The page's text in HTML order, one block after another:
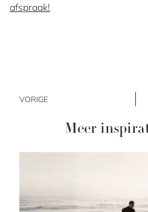
afspraak!
VORIGE
Meer